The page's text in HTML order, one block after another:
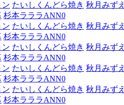
ン たいしくんどら焼き 秋月みずえ
杉本ラララANN0
ン たいしくんどら焼き 秋月みずえ
杉本ラララANN0
ン たいしくんどら焼き 秋月みずえ
杉本ラララANN0
ン たいしくんどら焼き 秋月みずえ
杉本ラララANN0
ン たいしくんどら焼き 秋月みずえ
杉本ラララANN0